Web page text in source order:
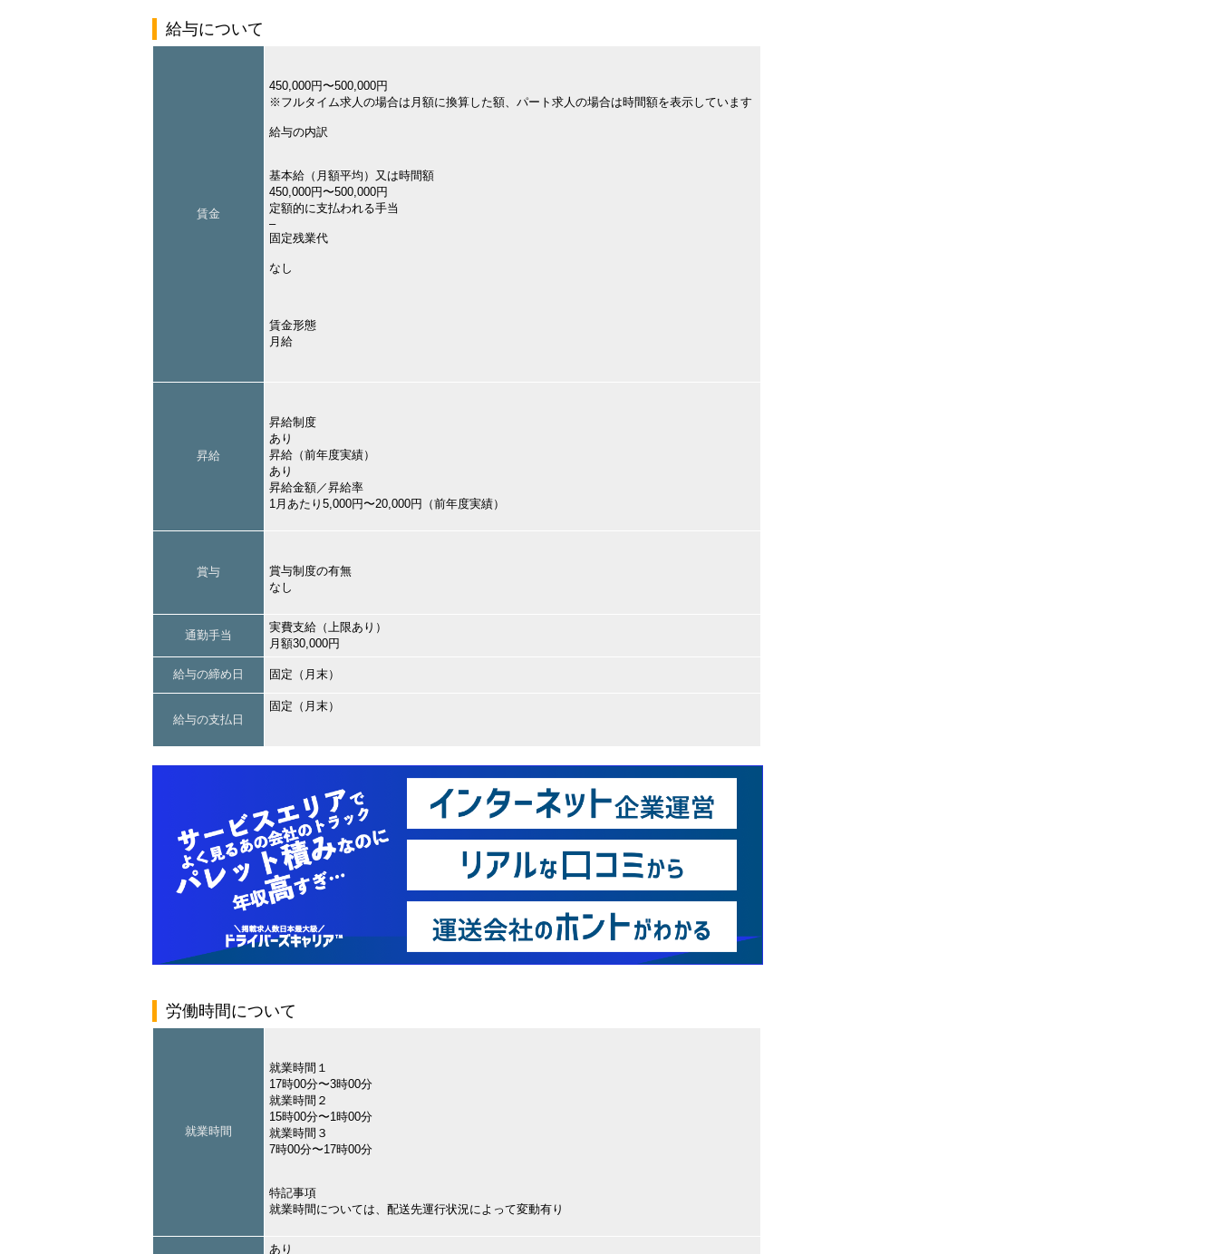
給与について
賃金
450,000円〜500,000円
※フルタイム求人の場合は月額に換算した額、パート求人の場合は時間額を表示しています
給与の内訳
基本給（月額平均）又は時間額
450,000円〜500,000円
定額的に支払われる手当
–
固定残業代
なし
賃金形態
月給
昇給
昇給制度
あり
昇給（前年度実績）
あり
昇給金額／昇給率
1月あたり5,000円〜20,000円（前年度実績）
賞与
賞与制度の有無
なし
通勤手当
実費支給（上限あり）
月額30,000円
給与の締め日 固定（月末）
給与の支払日
固定（月末）
労働時間について
就業時間
就業時間１
17時00分〜3時00分
就業時間２
15時00分〜1時00分
就業時間３
7時00分〜17時00分
特記事項
就業時間については、配送先運行状況によって変動有り
あり